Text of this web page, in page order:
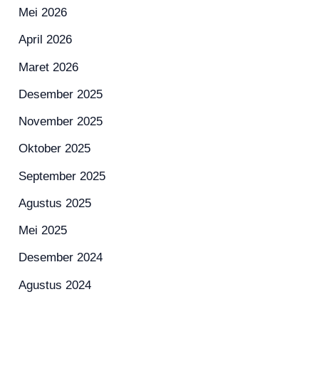
Mei 2026
April 2026
Maret 2026
Desember 2025
November 2025
Oktober 2025
September 2025
Agustus 2025
Mei 2025
Desember 2024
Agustus 2024